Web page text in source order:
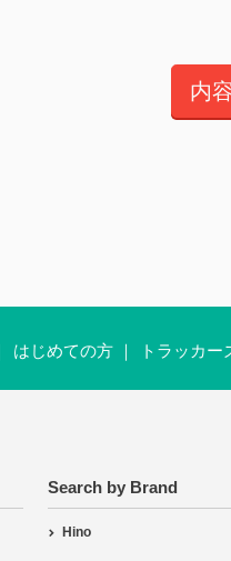
はじめての方 トラッカー
Search by Brand
Hino